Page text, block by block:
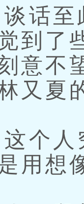
话至
到了
意不
又夏
个人
用想